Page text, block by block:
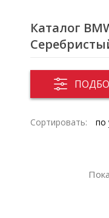
Каталог
Сортировать: